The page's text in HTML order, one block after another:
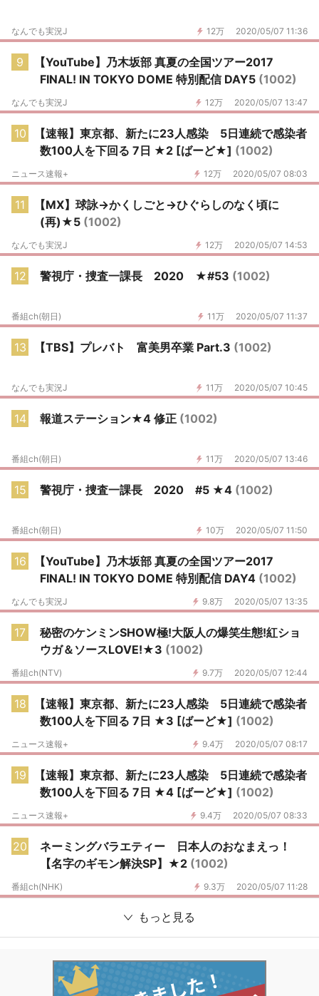
12万 2020/05/07 11:36
なんでも実況J
9
【YouTube】乃木坂部 真夏の全国ツアー2017
FINAL! IN TOKYO DOME 特別配信 DAY5 (1002)
12万 2020/05/07 13:47
なんでも実況J
10
【速報】東京都、新たに23人感染 5日連続で感染者
数100人を下回る 7日 ★2 [ばーど★] (1002)
12万 2020/05/07 08:03
ニュース速報+
11
【MX】球詠→かくしごと→ひぐらしのなく頃に
(再)★5 (1002)
12万 2020/05/07 14:53
なんでも実況J
12 警視庁・捜査一課長 2020 ★#53 (1002)
11万 2020/05/07 11:37
番組ch(朝日)
13 【TBS】プレバト 富美男卒業 Part.3 (1002)
11万 2020/05/07 10:45
なんでも実況J
14 報道ステーション★4 修正 (1002)
11万 2020/05/07 13:46
番組ch(朝日)
15 警視庁・捜査一課長 2020 #5 ★4 (1002)
10万 2020/05/07 11:50
番組ch(朝日)
16
【YouTube】乃木坂部 真夏の全国ツアー2017
FINAL! IN TOKYO DOME 特別配信 DAY4 (1002)
9.8万 2020/05/07 13:35
なんでも実況J
17
秘密のケンミンSHOW極!大阪人の爆笑生態!紅ショ
ウガ＆ソースLOVE!★3 (1002)
9.7万 2020/05/07 12:44
番組ch(NTV)
18
【速報】東京都、新たに23人感染 5日連続で感染者
数100人を下回る 7日 ★3 [ばーど★] (1002)
9.4万 2020/05/07 08:17
ニュース速報+
19
【速報】東京都、新たに23人感染 5日連続で感染者
数100人を下回る 7日 ★4 [ばーど★] (1002)
9.4万 2020/05/07 08:33
ニュース速報+
20
ネーミングバラエティー 日本人のおなまえっ！
【名字のギモン解決SP】★2 (1002)
9.3万 2020/05/07 11:28
番組ch(NHK)
もっと見る